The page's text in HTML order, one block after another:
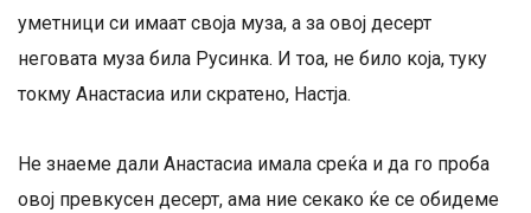
уметници си имаат своја муза, а за овој десерт
неговата муза била Русинка. И тоа, не било која, туку
токму Анастасиа или скратено, Настја.
Не знаеме дали Анастасиа имала среќа и да го проба
овој превкусен десерт, ама ние секако ќе се обидеме